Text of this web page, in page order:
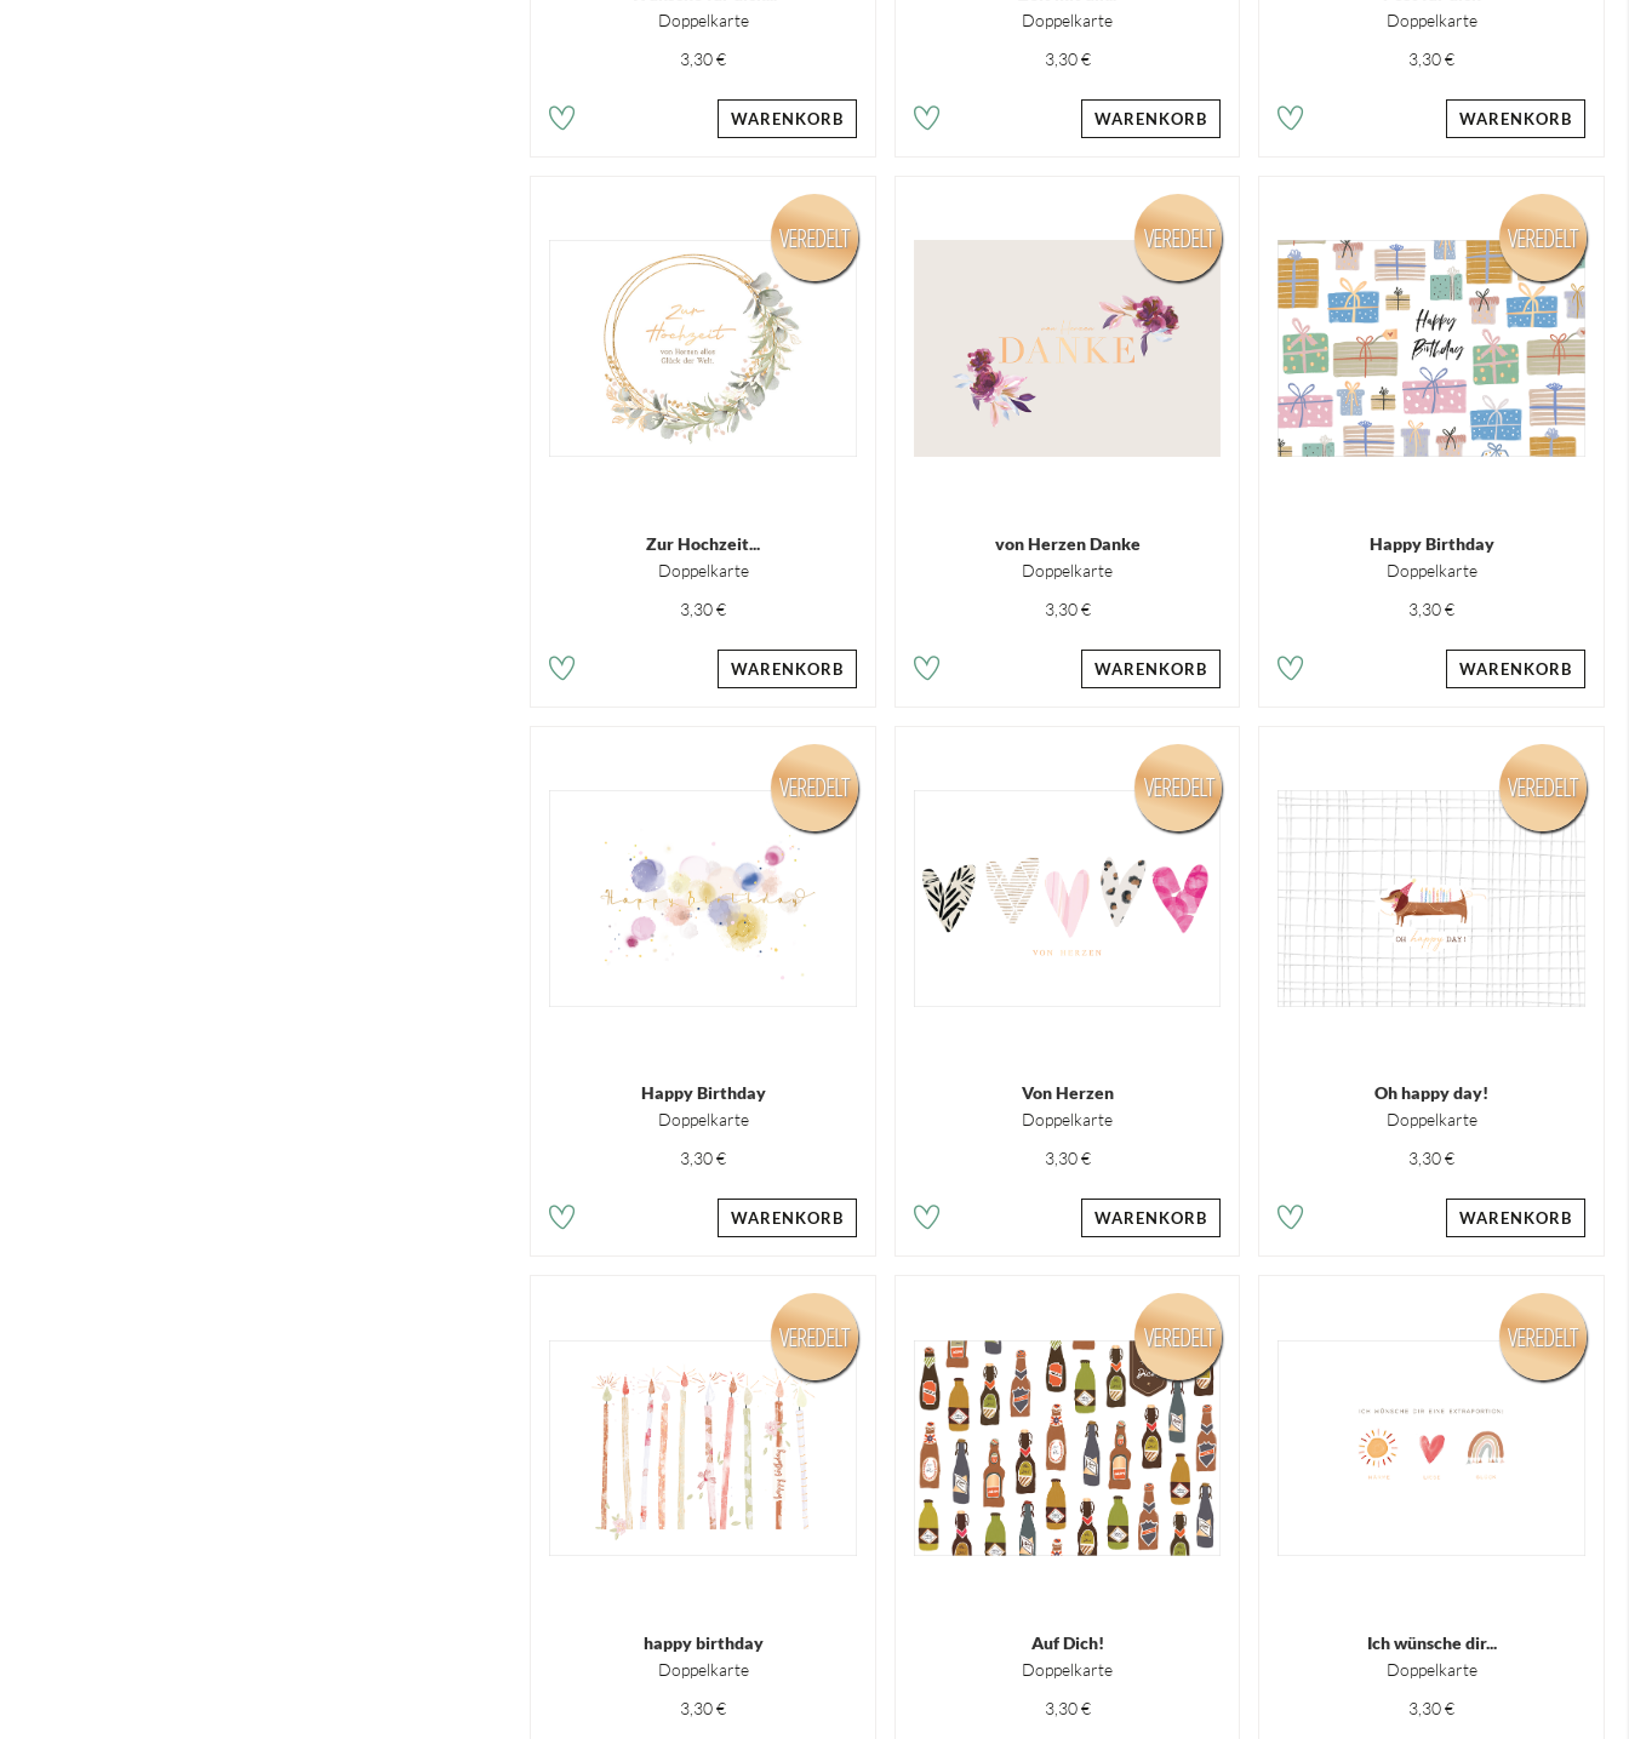
Doppelkarte
3,30 €
WARENKORB
Doppelkarte
3,30 €
WARENKORB
Doppelkarte
3,30 €
WARENKORB
Zur Hochzeit...
Doppelkarte
3,30 €
VEREDELT
WARENKORB
von Herzen Danke
Doppelkarte
3,30 €
VEREDELT
WARENKORB
Happy Birthday
Doppelkarte
3,30 €
VEREDELT
WARENKORB
Happy Birthday
Doppelkarte
3,30 €
VEREDELT
WARENKORB
Von Herzen
Doppelkarte
3,30 €
VEREDELT
WARENKORB
Oh happy day!
Doppelkarte
3,30 €
VEREDELT
WARENKORB
happy birthday
Doppelkarte
3,30 €
VEREDELT
Auf Dich!
Doppelkarte
3,30 €
VEREDELT
Ich wünsche dir...
Doppelkarte
3,30 €
VEREDELT